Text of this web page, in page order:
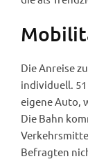
Die Anreise
individuell.
eigene Auto,
Die Bahn
Befragten